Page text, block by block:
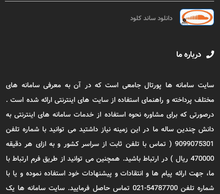
دانلود ساند کلود
درباره ما
سایت سامانه ها پورتال جامعی است که در آن به معرفی سامانه های
مختلف پرداخته و راهنمای استفاده از سایت های اینترنتی ارائه شده است .
درصورتی که برای مشاوره نحوه استفاده از خدمات سامانه های اینترنتی به
دانش چندین ساله ما در این زمینه نیاز داشتید می توانید با شماره تلفن
9099075301 ( تماس با تلفن ثابت از سراسر کشور و به ازای هر دقیقه
470000 ریال ) در ارتباط باشید. همچنین می توانید از طریق فرم ارتباط با
ما، جهت ارائه پیام ها و انتقادات و پیشنهادات خود استفاده نموده و یا با
شماره تلفن 54787700-021 تماس حاصل فرمایید. سایت سامانه ها یک